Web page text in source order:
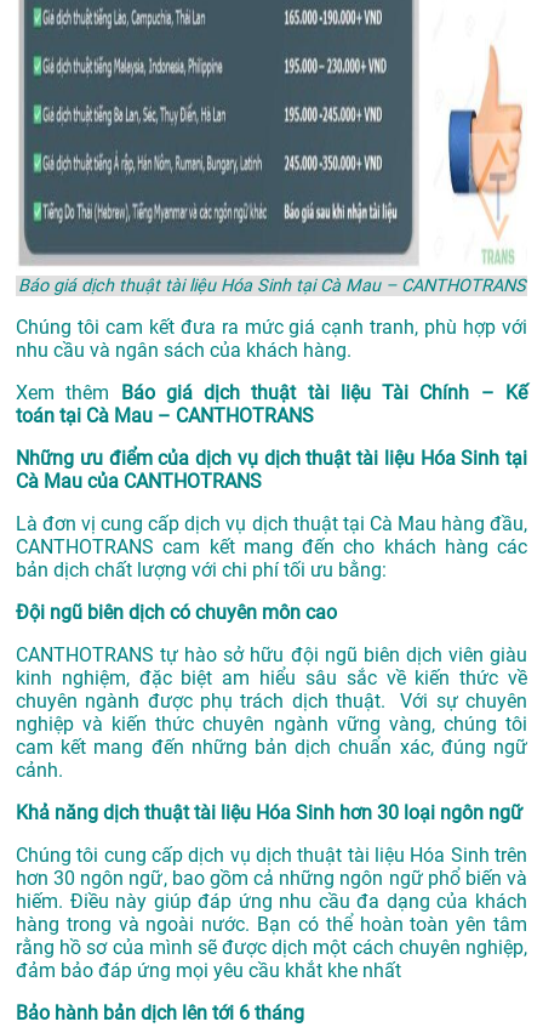
Báo giá dịch thuật tài liệu Hóa Sinh tại Cà Mau – CANTHOTRANS
Chúng tôi cam kết đưa ra mức giá cạnh tranh, phù hợp với
nhu cầu và ngân sách của khách hàng.
Xem thêm
Báo giá dịch thuật tài liệu Tài Chính – Kế
toán tại Cà Mau – CANTHOTRANS
Những ưu điểm của dịch vụ dịch thuật tài liệu Hóa Sinh tại
Cà Mau của CANTHOTRANS
Là đơn vị cung cấp dịch vụ dịch thuật tại Cà Mau hàng đầu,
CANTHOTRANS cam kết mang đến cho khách hàng các
bản dịch chất lượng với chi phí tối ưu bằng:
Đội ngũ biên dịch có chuyên môn cao
CANTHOTRANS tự hào sở hữu đội ngũ biên dịch viên giàu
kinh nghiệm, đặc biệt am hiểu sâu sắc về kiến thức về
chuyên ngành được phụ trách dịch thuật. Với sự chuyên
nghiệp và kiến thức chuyên ngành vững vàng, chúng tôi
cam kết mang đến những bản dịch chuẩn xác, đúng ngữ
cảnh.
Khả năng dịch thuật tài liệu Hóa Sinh hơn 30 loại ngôn ngữ
Chúng tôi cung cấp dịch vụ dịch thuật tài liệu Hóa Sinh trên
hơn 30 ngôn ngữ, bao gồm cả những ngôn ngữ phổ biến và
hiếm. Điều này giúp đáp ứng nhu cầu đa dạng của khách
hàng trong và ngoài nước. Bạn có thể hoàn toàn yên tâm
rằng hồ sơ của mình sẽ được dịch một cách chuyên nghiệp,
đảm bảo đáp ứng mọi yêu cầu khắt khe nhất
Bảo hành bản dịch lên tới 6 tháng